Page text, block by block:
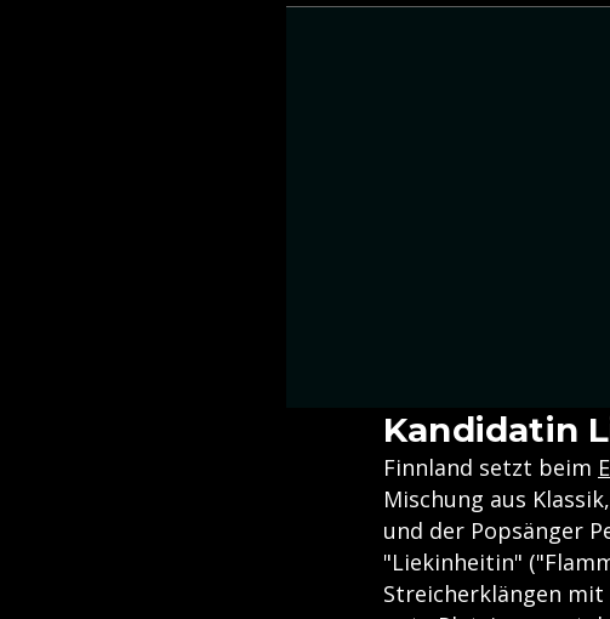
Kandidatin
Finnland setzt beim
Mischung aus
und der Popsänger
"Liekinheitin"
Streicherklängen mit